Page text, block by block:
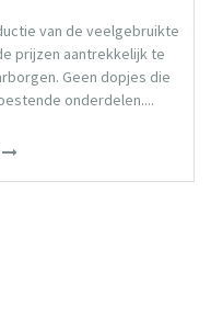
van de veelgebruikte
prijzen aantrekkelijk te
Geen dopjes die
onderdelen....